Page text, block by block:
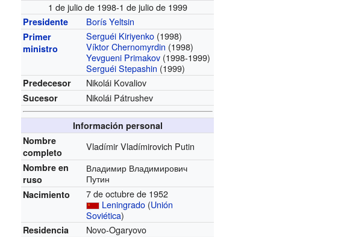
1 de julio de 1998-1 de julio de 1999
Presidente Borís Yeltsin
Primer
ministro
Serguéi Kiriyenko (1998)
Víktor Chernomyrdin (1998)
Yevgueni Primakov (1998-1999)
Serguéi Stepashin (1999)
Predecesor Nikolái Kovaliov
Sucesor Nikolái Pátrushev
Información personal
Nombre
completo
Vladímir Vladímirovich Putin
Nombre en
ruso
Владимир Владимирович
Путин
Nacimiento
7 de octubre de 1952
Leningrado (Unión
Soviética)
Residencia Novo-Ogaryovo